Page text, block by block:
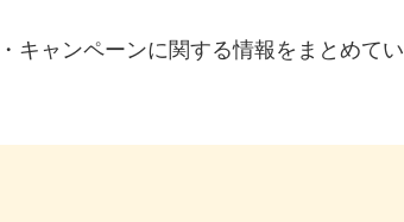
キャンペーンに関する情報をまとめてい